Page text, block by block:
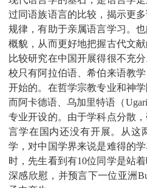
过同语族语言的比较，揭示更
规律，有助于亲属语言学习。
概貌，从而更好地把握古代文
比较研究在中国开展得很不充
校只有阿拉伯语、希伯来语教
开始的。在哲学宗教专业和神
而阿卡德语、乌加里特语（
专业开设的。由于学科点分散
言学在国内还没有开展。从这
学，对中国学界来说是难得的
时，先生看到有10位同学是站
深感欣慰，并预言下一位亚洲